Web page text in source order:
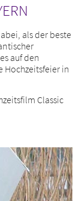
als der beste
auf den
Hochzeitsfeier in
Classic